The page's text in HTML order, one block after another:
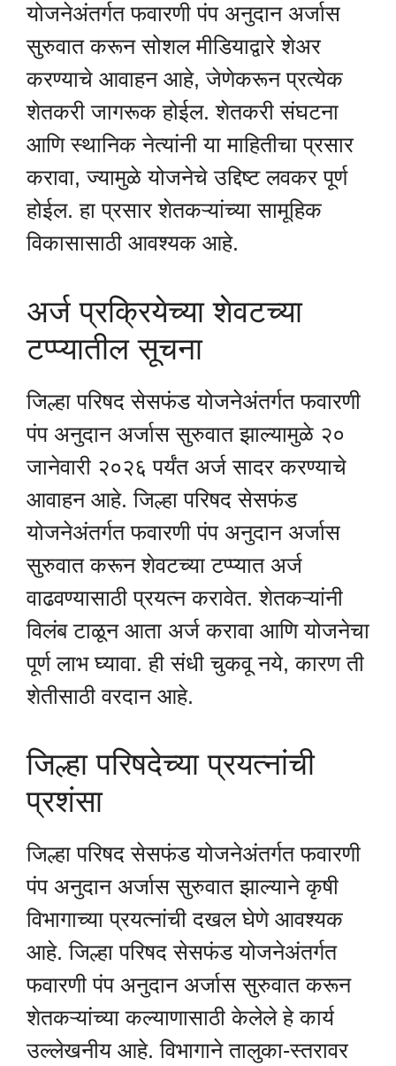
योजनेअंतर्गत फवारणी पंप अनुदान अर्जास
सुरुवात करून सोशल मीडियाद्वारे शेअर
करण्याचे आवाहन आहे, जेणेकरून प्रत्येक
शेतकरी जागरूक होईल. शेतकरी संघटना
आणि स्थानिक नेत्यांनी या माहितीचा प्रसार
करावा, ज्यामुळे योजनेचे उद्दिष्ट लवकर पूर्ण
होईल. हा प्रसार शेतकऱ्यांच्या सामूहिक
विकासासाठी आवश्यक आहे.
अर्ज प्रक्रियेच्या शेवटच्या
टप्प्यातील सूचना
जिल्हा परिषद सेसफंड योजनेअंतर्गत फवारणी
पंप अनुदान अर्जास सुरुवात झाल्यामुळे २०
जानेवारी २०२६ पर्यंत अर्ज सादर करण्याचे
आवाहन आहे. जिल्हा परिषद सेसफंड
योजनेअंतर्गत फवारणी पंप अनुदान अर्जास
सुरुवात करून शेवटच्या टप्प्यात अर्ज
वाढवण्यासाठी प्रयत्न करावेत. शेतकऱ्यांनी
विलंब टाळून आता अर्ज करावा आणि योजनेचा
पूर्ण लाभ घ्यावा. ही संधी चुकवू नये, कारण ती
शेतीसाठी वरदान आहे.
जिल्हा परिषदेच्या प्रयत्नांची
प्रशंसा
जिल्हा परिषद सेसफंड योजनेअंतर्गत फवारणी
पंप अनुदान अर्जास सुरुवात झाल्याने कृषी
विभागाच्या प्रयत्नांची दखल घेणे आवश्यक
आहे. जिल्हा परिषद सेसफंड योजनेअंतर्गत
फवारणी पंप अनुदान अर्जास सुरुवात करून
शेतकऱ्यांच्या कल्याणासाठी केलेले हे कार्य
उल्लेखनीय आहे. विभागाने तालुका-स्तरावर